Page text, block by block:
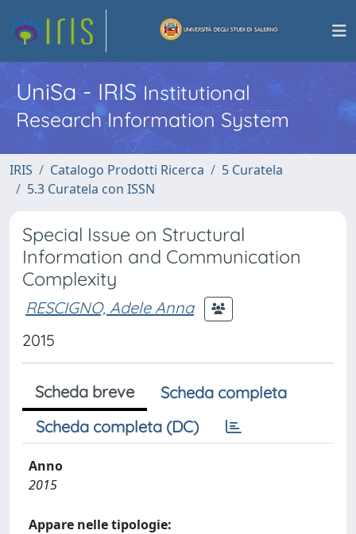
UniSa - IRISInstitutional
Research Information System
IRIS Catalogo Prodotti Ricerca
5 Curatela
5.3 Curatela con ISSN
Special Issue on Structural
Information and Communication
Complexity
RESCIGNO, Adele Anna
2015
Scheda breve
Scheda completa
Scheda completa (DC)
Anno
2015
Appare nelle tipologie: